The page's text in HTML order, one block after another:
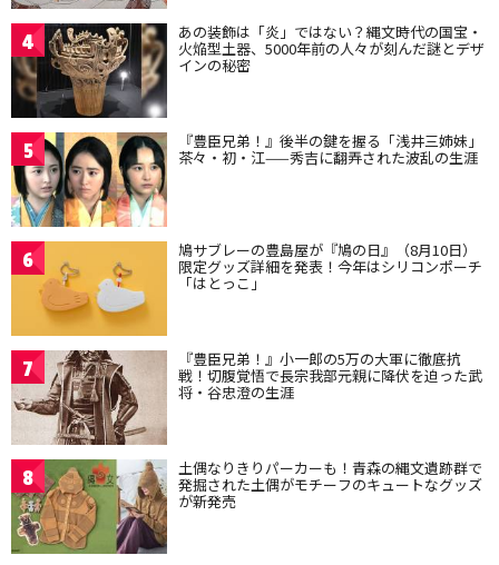
4 あの装飾は「炎」ではない？縄文時代の国宝・
火焔型土器、5000年前の人々が刻んだ謎とデザ
インの秘密
5 『豊臣兄弟！』後半の鍵を握る「浅井三姉妹」
茶々・初・江——秀吉に翻弄された波乱の生涯
6 鳩サブレーの豊島屋が『鳩の日』（8月10日）
限定グッズ詳細を発表！今年はシリコンポーチ
「はとっこ」
7 『豊臣兄弟！』小一郎の5万の大軍に徹底抗
戦！切腹覚悟で長宗我部元親に降伏を迫った武
将・谷忠澄の生涯
8 土偶なりきりパーカーも！青森の縄文遺跡群で
発掘された土偶がモチーフのキュートなグッズ
が新発売